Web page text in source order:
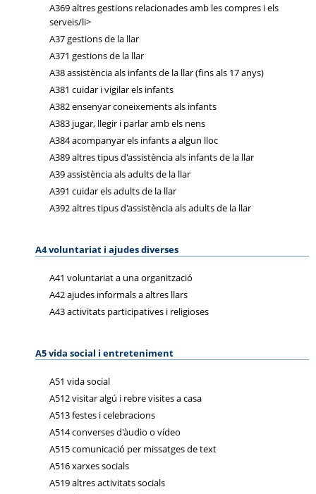
A369 altres gestions relacionades amb les compres i els
serveis/li>
A37 gestions de la llar
A371 gestions de la llar
A38 assistència als infants de la llar (fins als 17 anys)
A381 cuidar i vigilar els infants
A382 ensenyar coneixements als infants
A383 jugar, llegir i parlar amb els nens
A384 acompanyar els infants a algun lloc
A389 altres tipus d'assistència als infants de la llar
A39 assistència als adults de la llar
A391 cuidar els adults de la llar
A392 altres tipus d'assistència als adults de la llar
A4 voluntariat i ajudes diverses
A41 voluntariat a una organització
A42 ajudes informals a altres llars
A43 activitats participatives i religioses
A5 vida social i entreteniment
A51 vida social
A512 visitar algú i rebre visites a casa
A513 festes i celebracions
A514 converses d'àudio o vídeo
A515 comunicació per missatges de text
A516 xarxes socials
A519 altres activitats socials